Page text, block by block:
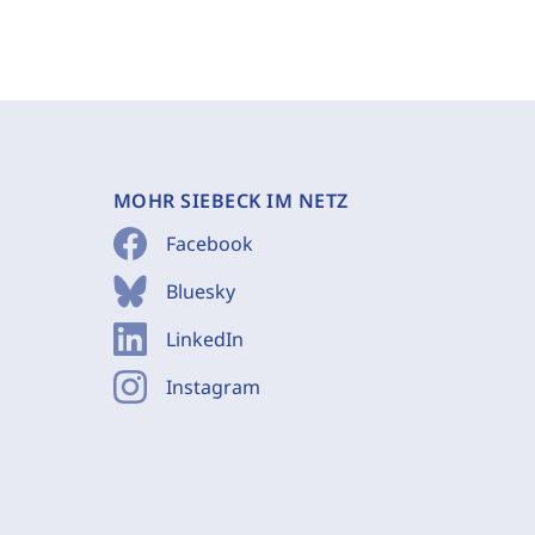
MOHR SIEBECK IM NETZ
Facebook
Bluesky
LinkedIn
Instagram